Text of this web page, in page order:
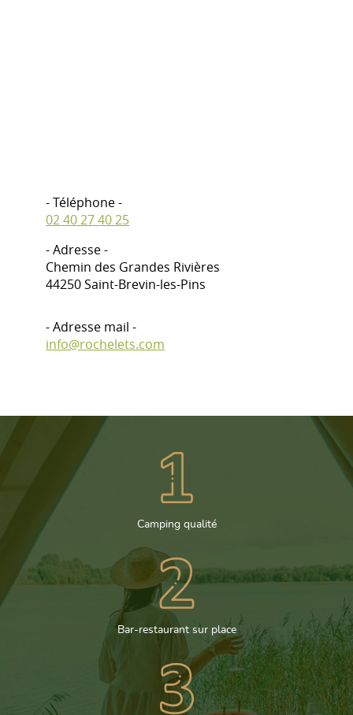
Camping qualité
Bar-restaurant sur place
- Téléphone -
02 40 27 40 25
- Adresse -
Chemin des Grandes Rivières
44250 Saint-Brevin-les-Pins
- Adresse mail -
info@rochelets.com